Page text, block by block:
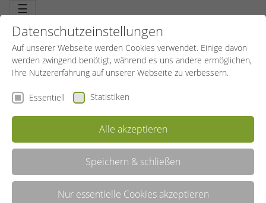
☰
KURSLEITUNGEN
Datenschutzeinstellungen
Auf unserer Webseite werden Cookies verwendet. Einige davon
werden zwingend benötigt, während es uns andere ermöglichen,
Ihre Nutzererfahrung auf unserer Webseite zu verbessern.
Essentiell Statistiken
Alle akzeptieren
Speichern & schließen
Nur essentielle Cookies akzeptieren